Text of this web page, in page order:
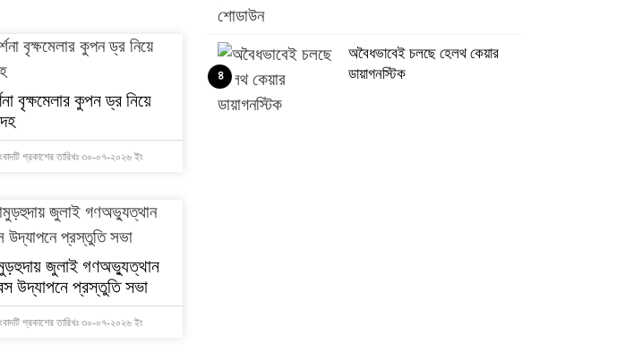
বৃক্ষমেলার কুপন ড্র নিয়ে
প্রকাশের তারিখঃ ৩০-০৭-২০২৬ ইং
জুলাই গণঅভ্যুত্থান
উদ্যাপনে প্রস্তুতি সভা
প্রকাশের তারিখঃ ৩০-০৭-২০২৬ ইং
অবৈধভাবেই চলছে হেলথ কেয়ার
ডায়াগনস্টিক
৪